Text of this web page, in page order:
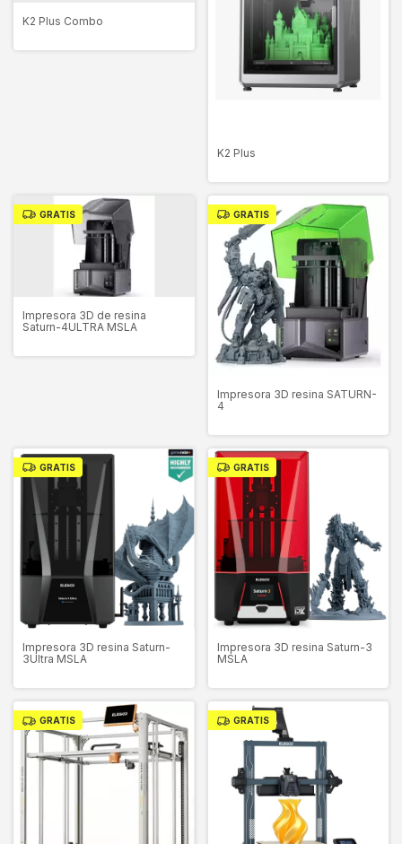
K2 Plus Combo
K2 Plus
GRATIS
Impresora 3D de resina
Saturn-4ULTRA MSLA
GRATIS
Impresora 3D resina SATURN-
4
GRATIS
Impresora 3D resina Saturn-
3UItra MSLA
GRATIS
Impresora 3D resina Saturn-3
MSLA
GRATIS GRATIS